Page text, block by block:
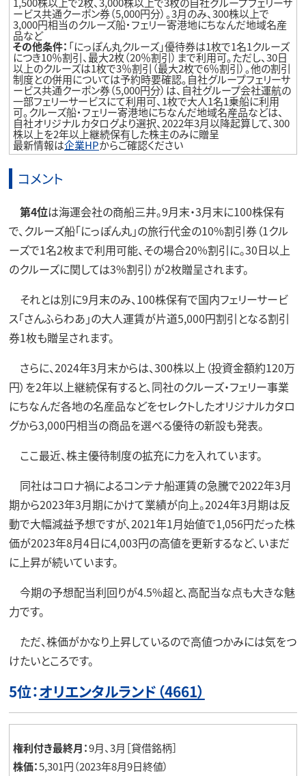
ービス共通クーポン券（5,000円分）。3月のみ、300株以上で
3,000円相当のクルーズ船・フェリー寄港地にちなんだ地域名産
品など
その他条件： 「にっぽん丸クルーズ」優待券は1枚で1名1クルーズ
につき10％割引、最大2枚（20％割引）まで利用可。ただし、30日
以上のクルーズは1枚で3％割引（最大2枚で6％割引）。他の割引
制度との併用については予約時要確認。自社グループフェリーサ
ービス共通クーポン券（5,000円分）は、自社グループ会社運航の
一部フェリーサービスにて利用可、1枚で大人1名1乗船に利用
可。クルーズ船・フェリー寄港地にちなんだ地域名産品などは、
自社オリジナルカタログより選択、2022年3月以降起算して、300
株以上を2年以上継続保有した株主のみに贈呈
最新情報は企業HPからご確認ください
コメント
第4位は海運会社の商船三井。9月末・3月末に100株保有
で、クルーズ船「にっぽん丸」の旅行代金の10%割引券（1クル
ーズで1名2枚まで利用可能、その場合20%割引に。30日以上
のクルーズに関しては3%割引）が2枚贈呈されます。
それとは別に9月末のみ、100株保有で国内フェリーサービ
ス「さんふらわあ」の大人運賃が片道5,000円割引となる割引
券1枚も贈呈されます。
さらに、2024年3月末からは、300株以上（投資金額約120万
円）を2年以上継続保有すると、同社のクルーズ・フェリー事業
にちなんだ各地の名産品などをセレクトしたオリジナルカタロ
グから3,000円相当の商品を選べる優待の新設も発表。
ここ最近、株主優待制度の拡充に力を入れています。
同社はコロナ禍によるコンテナ船運賃の急騰で2022年3月
期から2023年3月期にかけて業績が向上。2024年3月期は反
動で大幅減益予想ですが、2021年1月始値で1,056円だった株
価が2023年8月4日に4,003円の高値を更新するなど、いまだ
に上昇が続いています。
今期の予想配当利回りが4.5%超と、高配当な点も大きな魅
力です。
ただ、株価がかなり上昇しているので高値つかみには気をつ
けたいところです。
5位：オリエンタルランド（4661）
権利付き最終月：9月、3月［貸借銘柄］
株価：5,301円（2023年8月9日終値）